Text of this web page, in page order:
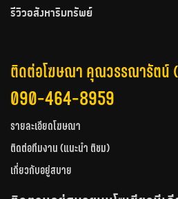
รีวิวอสังหาริมทรัพย์
ติดต่อโฆษณา คุณวรรณารัตน์
090-464-8959
รายละเอียดโฆษณา
ติดต่อทีมงาน (แนะนำ ติชม)
เกี่ยวกับอยู่สบาย